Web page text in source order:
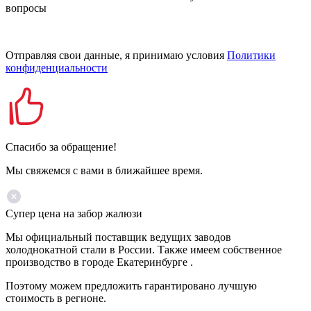
вопросы
Отправляя свои данные, я принимаю условия Политики
конфиденциальности
Спасибо за обращение!
Мы свяжемся с вами в ближайшее время.
Супер цена на забор жалюзи
Мы официальный поставщик ведущих заводов
холоднокатной стали в России. Также имеем собственное
производство в городе Екатеринбурге .
Поэтому можем предложить гарантировано лучшую
стоимость в регионе.